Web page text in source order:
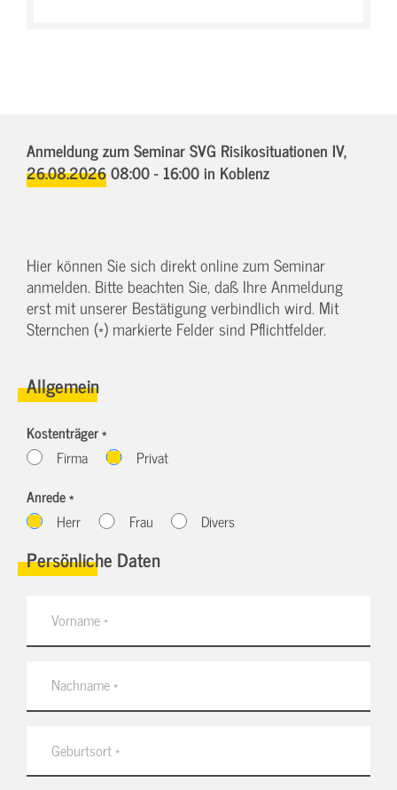
Anmeldung zum Seminar SVG Risikosituationen IV,
26.08.2026 08:00 - 16:00in Koblenz
Hier können Sie sich direkt online zum Seminar
anmelden. Bitte beachten Sie, daß Ihre Anmeldung
erst mit unserer Bestätigung verbindlich wird. Mit
Sternchen (*) markierte Felder sind Pflichtfelder.
Allgemein
Kostenträger *
Firma
Privat
Anrede *
Herr
Frau Divers
Persönliche Daten